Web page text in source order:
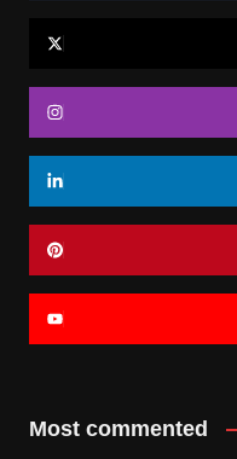
Most commented